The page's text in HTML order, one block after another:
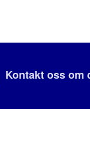
Kontakt oss om